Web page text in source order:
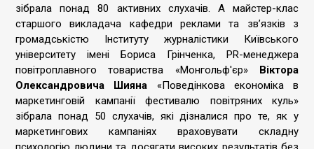
зібрала понад 80 активних слухачів. А майстер-клас
старшого викладача кафедри реклами та зв’язків з
громадськістю Інституту журналістики Київського
університету імені Бориса Грінченка, PR-менеджера
повітроплавного товариства «Монгольф'єр» Віктора
Олександровича Шияна «Поведінкова економіка в
маркетинговій кампанії фестивалю повітряних куль»
зібрала понад 50 слухачів, які дізналися про те, як у
маркетингових кампаніях враховувати складну